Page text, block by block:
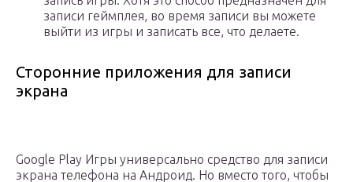
записи геймплея, во время записи вы можете
выйти из игры и записать все, что делаете.
Сторонние приложения для записи
экрана
Google Play Игры универсально средство для записи
экрана телефона на Андроид. Но вместо того, чтобы